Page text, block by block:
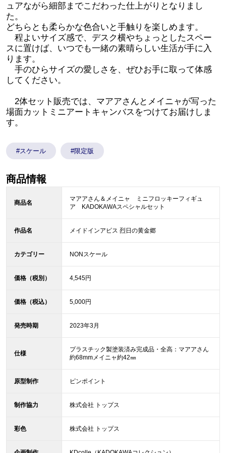
ュアながら細部までこだわった仕上がりとなりまし
た。
どちらとも柔らかな色合いと手触りを楽しめます。
程よいサイズ感で、デスク横やちょっとしたスペー
スに置けば、いつでも一緒の素晴らしい生活が手に入
ります。
手のひらサイズの愛しさを、ぜひお手に取って体感
してください。
2体セット販売では、マアアさんとメイニャが写った
場面カットミニアートキャンバスをつけてお届けしま
す。
#スケール #限定版
商品情報
商品名
マアアさん＆メイニャ ミニフロッキーフィギュ
ア KADOKAWAスペシャルセット
作品名 メイドインアビス 烈日の黄金郷
カテゴリー NONスケール
価格（税別） 4,545円
価格（税込） 5,000円
発売時期 2023年3月
仕様
プラスチック製塗装済み完成品・全高：マアアさん
約68mmメイニャ約42㎜
原型制作 ピンポイント
制作協力 株式会社 トップス
彩色 株式会社 トップス